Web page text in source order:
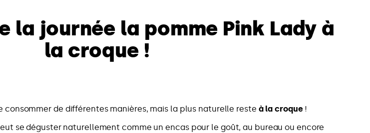
la journée la pomme Pink Lady à
la croque !
consommer de différentes manières, mais la plus naturelle reste à la croque !
se déguster naturellement comme un encas pour le goût, au bureau ou encore